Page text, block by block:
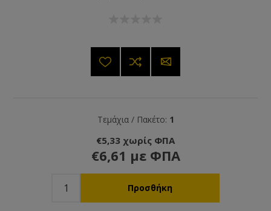
Τεμάχια / Πακέτο: 1
€5,33 χωρίς ΦΠΑ
€6,61 με ΦΠΑ